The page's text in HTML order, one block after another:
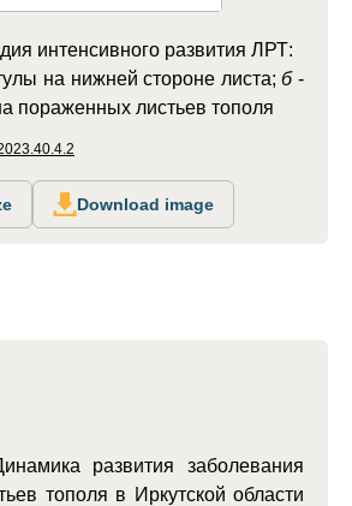
интенсивного развития ЛРТ:
на нижней стороне листа;б-
пораженных листьев тополя
Download image
развития заболевания
тополя в Иркутской области